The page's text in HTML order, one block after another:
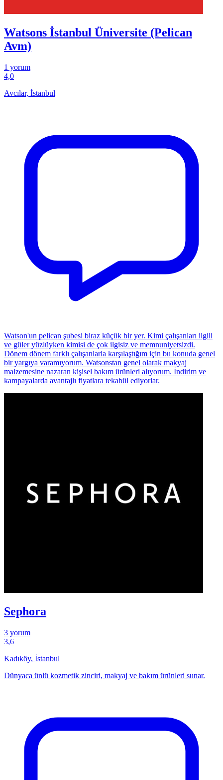
Watsons İstanbul Üniversite (Pelican
Avm)
1 yorum
4,0
Avcılar, İstanbul
Watson'un pelican şubesi biraz küçük bir yer. Kimi çalışanları ilgili
ve güler yüzlüyken kimisi de çok ilgisiz ve memnuniyetsizdi.
Dönem dönem farklı çalışanlarla karşılaştığım için bu konuda genel
bir yargıya varamıyorum. Watsonstan genel olarak makyaj
malzemesine nazaran kişisel bakım ürünleri alıyorum. İndirim ve
kampayalarda avantajlı fiyatlara tekabül ediyorlar.
Sephora
3 yorum
3,6
Kadıköy, İstanbul
Dünyaca ünlü kozmetik zinciri, makyaj ve bakım ürünleri sunar.